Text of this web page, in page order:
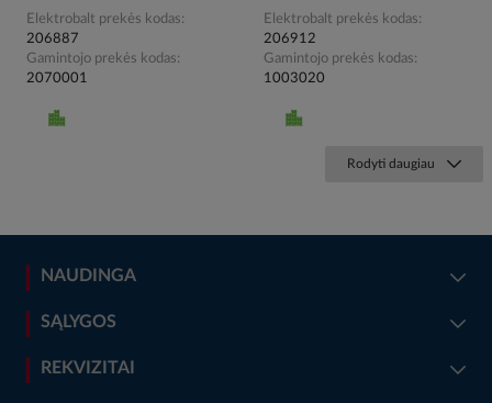
Elektrobalt prekės kodas
206887
Gamintojo prekės kodas
2070001
Elektrobalt prekės kodas
206912
Gamintojo prekės kodas
1003020
Rodyti daugiau
NAUDINGA
SĄLYGOS
REKVIZITAI